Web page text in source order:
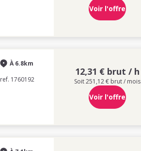
Voir l'offre
À 6.8km
ref. 1760192
12,31 € brut / h
Soit 251,12 € brut / mois
Voir l'offre